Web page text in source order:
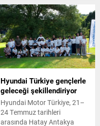
artan elektronik sistem
kullanımı akülerin de daha
fazla yük altında çalışmasına
neden oluyor. Uzun
yolculuklar öncesinde
yapılacak birkaç temel
kontrol, olası arızaların ve
güvenlik risklerinin önüne
geçilmesine katkı sağlıyor.
Yaz...
Hyundai Türkiye gençlerle
geleceği şekillendiriyor
Hyundai Motor Türkiye, 21–
24 Temmuz tarihleri
arasında Hatay Antakya